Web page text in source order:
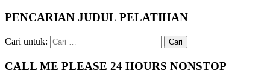
PENCARIAN JUDUL PELATIHAN
Cari untuk:
CALL ME PLEASE 24 HOURS NONSTOP